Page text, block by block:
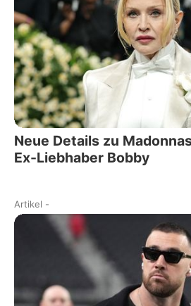
Neue Details zu
Ex-Liebhaber Bobby
Artikel -